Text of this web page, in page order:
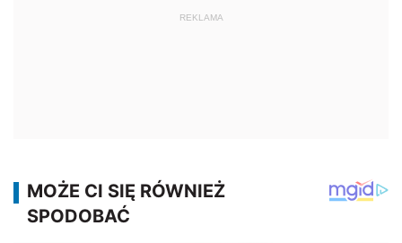
REKLAMA